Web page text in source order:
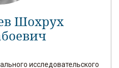
Шохрух
исследовательского